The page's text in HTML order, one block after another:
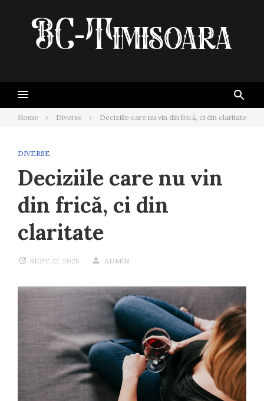
Home Diverse Deciziile care nu vin din frică, ci din claritate
DIVERSE
Deciziile care nu vin
din frică, ci din
claritate
SEPT. 12, 2025 ADMIN